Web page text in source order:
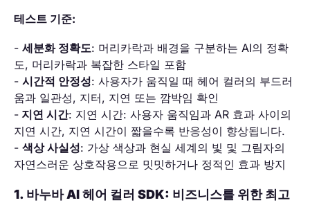
테스트 기준:
- 세분화 정확도: 머리카락과 배경을 구분하는 AI의 정확
도, 머리카락과 복잡한 스타일 포함
- 시간적 안정성: 사용자가 움직일 때 헤어 컬러의 부드러
움과 일관성, 지터, 지연 또는 깜박임 확인
- 지연 시간: 지연 시간: 사용자 움직임과 AR 효과 사이의
지연 시간, 지연 시간이 짧을수록 반응성이 향상됩니다.
- 색상 사실성: 가상 색상과 현실 세계의 빛 및 그림자의
자연스러운 상호작용으로 밋밋하거나 정적인 효과 방지
1. 바누바 AI 헤어 컬러 SDK: 비즈니스를 위한 최고